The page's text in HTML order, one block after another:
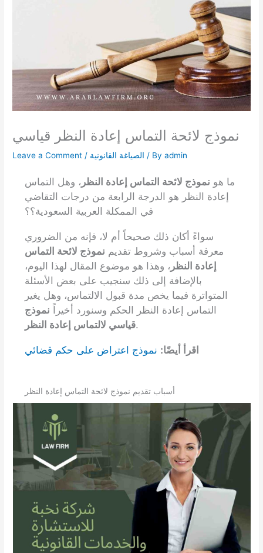
نموذج لائحة التماس إعادة النظر قياسي
Leave a Comment / الصياغة القانونية / Byadmin
ما هو نموذج لائحة التماس إعادة النظر ، وهل التماس
إعادة النظر هو الدرجة الرابعة من درجات التقاضي
في الممكلة العربية السعودية؟؟
سواءً أكان ذلك صحيحاً أم لا، فإنه من الضروري
معرفة أسباب وشروط تقديم نموذج لائحة التماس
إعادة النظر ، وهذا هو موضوع المقال لهذا اليوم،
بالإضافة إلى ذلك سنجيب على بعض الأسئلة
المتواترة فيما يخص مدة قبول الالتماس، وهل يغير
التماس إعادة النظر الحكم وسنورد أخيراً نموذج
قياسي لالتماس إعادة النظر.
اقرأ أيضًا: نموذج اعتراض على حكم قضائي
أسباب تقديم نموذج لائحة التماس إعادة النظر